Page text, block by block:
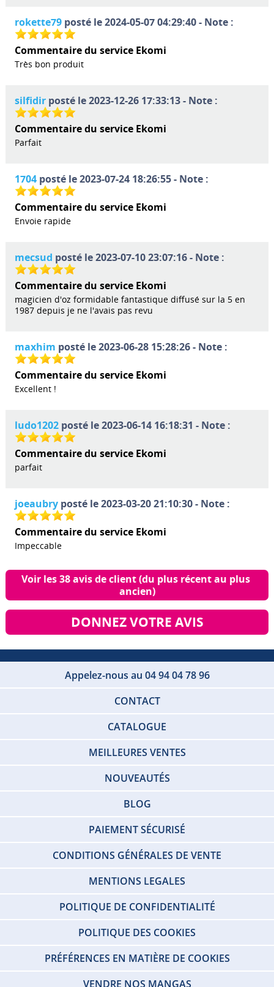
rokette79posté le 2024-05-07 04:29:40 - Note :
Commentaire du service Ekomi
Très bon produit
silfidirposté le 2023-12-26 17:33:13 - Note :
Commentaire du service Ekomi
Parfait
1704posté le 2023-07-24 18:26:55 - Note :
Commentaire du service Ekomi
Envoie rapide
mecsud posté le 2023-07-10 23:07:16 - Note :
Commentaire du service Ekomi
magicien d'oz formidable fantastique diffusé sur la 5 en
1987 depuis je ne l'avais pas revu
maxhim posté le 2023-06-28 15:28:26 - Note :
Commentaire du service Ekomi
Excellent !
ludo1202posté le 2023-06-14 16:18:31 - Note :
Commentaire du service Ekomi
parfait
joeaubryposté le 2023-03-20 21:10:30 - Note :
Commentaire du service Ekomi
Impeccable
Voir les 38 avis de client (du plus récent au plus
ancien)
DONNEZ VOTRE AVIS
Appelez-nous au 04 94 04 78 96
CONTACT
CATALOGUE
MEILLEURES VENTES
NOUVEAUTÉS
BLOG
PAIEMENT SÉCURISÉ
CONDITIONS GÉNÉRALES DE VENTE
MENTIONS LEGALES
POLITIQUE DE CONFIDENTIALITÉ
POLITIQUE DES COOKIES
PRÉFÉRENCES EN MATIÈRE DE COOKIES
VENDRE NOS MANGAS